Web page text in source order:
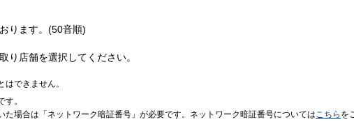
ります。(50音順)
り店舗を選択してください。
できません。
。
た場合は「ネットワーク暗証番号」が必要です。ネットワーク暗証番号についてはこちら を